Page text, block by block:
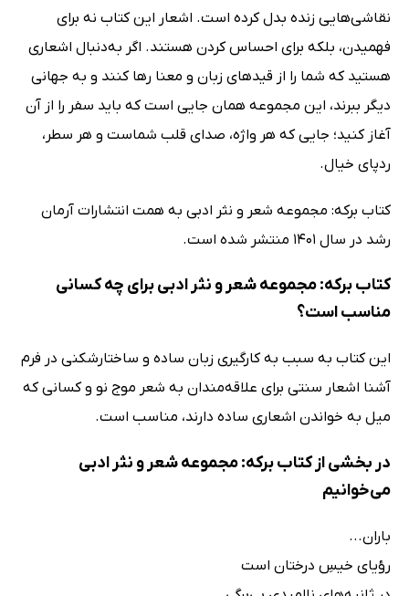
نقاشی‌هایی زنده بدل کرده است. اشعار این کتاب نه برای
فهمیدن، بلکه برای احساس کردن‌ هستند. اگر به‌دنبال اشعاری
هستید که شما را از قیدهای زبان و معنا رها کنند و به جهانی
دیگر ببرند، این مجموعه همان جایی است که باید سفر را از آن
آغاز کنید؛ جایی که هر واژه، صدای قلب شماست و هر سطر،
ردپای خیال.
کتاب برکه: مجموعه شعر و نثر ادبی به همت انتشارات آرمان
رشد در سال 1401 منتشر شده است.
کتاب برکه: مجموعه شعر و نثر ادبی برای چه کسانی
مناسب است؟
این کتاب به سبب به کارگیری زبان ساده و ساختارشکنی در فرم
آشنا اشعار سنتی برای علاقه‌مندان به شعر موج نو و کسانی که
میل به خواندن اشعاری ساده دارند، مناسب است.
در بخشی از کتاب برکه: مجموعه شعر و نثر ادبی
می‌خوانیم
باران...
رؤیای خیسِ درختان است